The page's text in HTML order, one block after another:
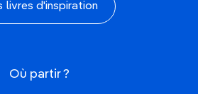
livres d'inspiration
Où partir ?